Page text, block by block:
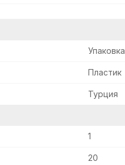
Упаковка
Пластик
Турция
1
20